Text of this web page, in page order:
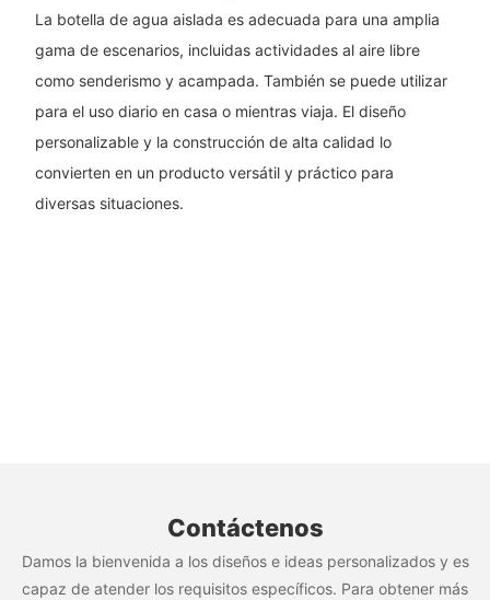
La botella de agua aislada es adecuada para una amplia
gama de escenarios, incluidas actividades al aire libre
como senderismo y acampada. También se puede utilizar
para el uso diario en casa o mientras viaja. El diseño
personalizable y la construcción de alta calidad lo
convierten en un producto versátil y práctico para
diversas situaciones.
Contáctenos
Damos la bienvenida a los diseños e ideas personalizados y es
capaz de atender los requisitos específicos. Para obtener más